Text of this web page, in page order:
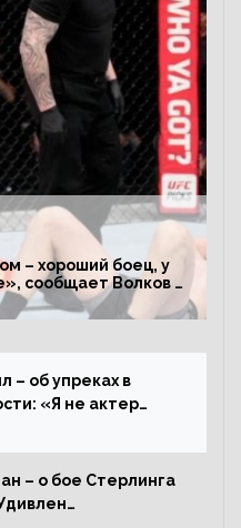
– хороший боец, у
сообщает Волков –
– об упреках в
«Я не актер
– о бое Стерлинга